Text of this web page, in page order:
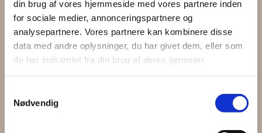
din brug af vores hjemmeside med vores partnere inden
for sociale medier, annonceringspartnere og
analysepartnere. Vores partnere kan kombinere disse
data med andre oplysninger, du har givet dem, eller som
de har indsamlet fra din brug af deres tjenester.
Nødvendig